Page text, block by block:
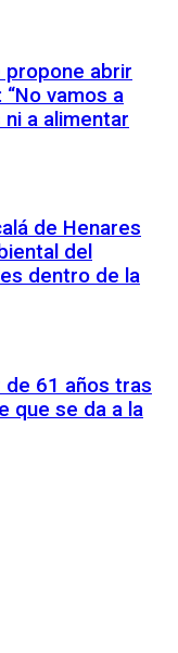
propone abrir
vamos a
a alimentar
de Henares
del
dentro de la
de 61 años tras
que se da a la